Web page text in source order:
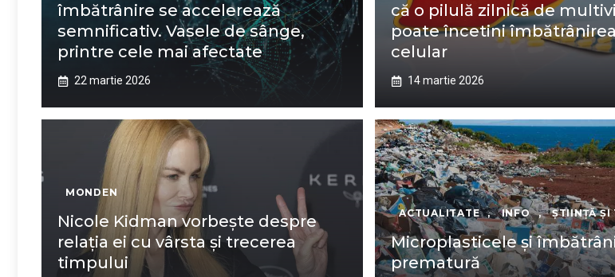
îmbătrânire se accelerează
semnificativ. Vasele de sânge,
printre cele mai afectate
22 martie 2026
că o pilulă zilnică de
poate încetini
celular
14 martie 2026
MONDEN
Nicole Kidman vorbește despre
relația ei cu vârsta și trecerea
timpului
ACTUALITATE , INFO , ȘTIINȚĂ ȘI
Microplasticele și
prematură